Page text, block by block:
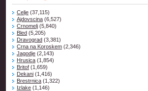
Celje (37,115)
Ajdovscina (6,527)
Crnomelj (5,840)
Bled (5,205)
Dravograd (3,381)
Crna na Koroskem (2,346)
Jagodje (2,143)
Hrusica (1,854)
Britof (1,659)
Dekani (1,416)
Brestrnica (1,322)
Izlake (1,146)